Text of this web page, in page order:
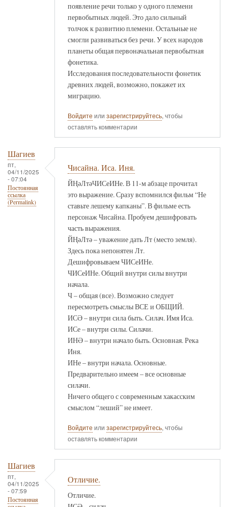
появление речи только у одного племени
первобытных людей. Это дало сильный
толчок к развитию племени. Остальные не
смогли развиваться без речи. У всех народов
планеты общая первоначальная первобытная
фонетика.
Исследования последовательности фонетик
древних людей, возможно, покажет их
миграцию.
Войдите или зарегистрируйтесь, чтобы
оставлять комментарии
Шагиев
пт,
04/11/2025
- 07:04
Постоянная
ссылка
(Permalink)
Чисайна. Иса. Иня.
ЙҢәЛтәЧИСеИНе. В 11-м абзаце прочитал
это выражение. Сразу вспомнился фильм “Не
ставьте лешему капканы”. В фильме есть
персонаж Чисайна. Пробуем дешифровать
часть выражения.
ЙҢәЛтә – уважение дать Лт (место земля).
Здесь пока непонятен Лт.
Дешифровываем ЧИСеИНе.
ЧИСеИНе. Общий внутри силы внутри
начала.
Ч – общая (все). Возможно следует
пересмотреть смыслы ВСЕ и ОБЩИЙ.
ИСӘ – внутри сила быть. Силач. Имя Иса.
ИСе – внутри силы. Силачи.
ИНӘ – внутри начало быть. Основная. Река
Иня.
ИНе – внутри начала. Основные.
Предварительно имеем – все основные
силачи.
Ничего общего с современным хакасским
смыслом “леший” не имеет.
Войдите или зарегистрируйтесь, чтобы
оставлять комментарии
Шагиев
пт,
04/11/2025
- 07:59
Постоянная
Отличие.
Отличие.